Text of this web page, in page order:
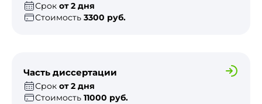
Срок от 2 дня
Стоимость 3300 руб.
Часть диссертации
Срок от 2 дня
Стоимость 11000 руб.